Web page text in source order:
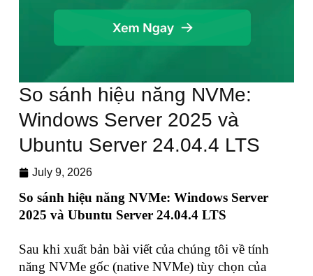
So sánh hiệu năng NVMe:
Windows Server 2025 và
Ubuntu Server 24.04.4 LTS
July 9, 2026
So sánh hiệu năng NVMe: Windows Server
2025 và Ubuntu Server 24.04.4 LTS
Sau khi xuất bản bài viết của chúng tôi về tính
năng NVMe gốc (native NVMe) tùy chọn của